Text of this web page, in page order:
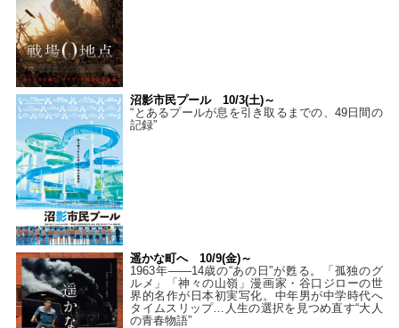
沼影市民プール 10/3(土)～
“とあるプールが息を引き取るまでの、49日間の
記録”
遥かな町へ 10/9(金)～
1963年――14歳の“あの日”が甦る。「孤独のグ
ルメ」「神々の山嶺」漫画家・谷口ジローの世
界的名作が日本初実写化。中年男が中学時代へ
タイムスリップ…人生の選択を見つめ直す“大人
の青春物語”